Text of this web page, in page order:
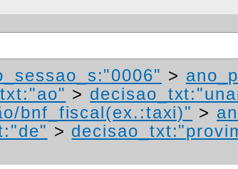
>
>
bnf_fiscal(ex.:taxi)" >
>